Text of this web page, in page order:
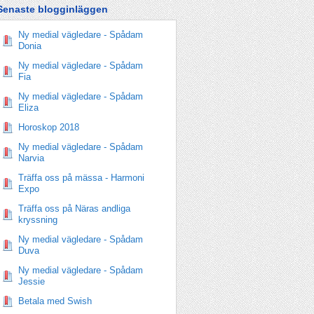
blogginläggen
Ny medial vägledare - Spådam
Donia
Ny medial vägledare - Spådam
Fia
Ny medial vägledare - Spådam
Eliza
Horoskop 2018
Ny medial vägledare - Spådam
Narvia
Träffa oss på mässa - Harmoni
Expo
Träffa oss på Näras andliga
kryssning
Ny medial vägledare - Spådam
Duva
Ny medial vägledare - Spådam
Jessie
Betala med Swish